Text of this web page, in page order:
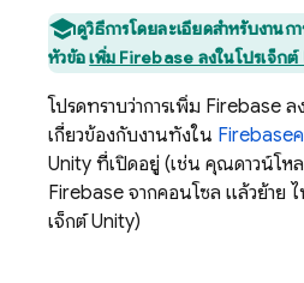
ดูวิธีการโดยละเอียดสำหรับงานก
หัวข้อเพิ่ม Firebase ลงในโปรเจ็ก
โปรดทราบว่าการเพิ่ม Firebase
เกี่ยวข้องกับงานทั้งใน Firebase
Unity ที่เปิดอยู่ (เช่น คุณดาวน์โห
Firebase จากคอนโซล แล้วย้าย
เจ็กต์ Unity)